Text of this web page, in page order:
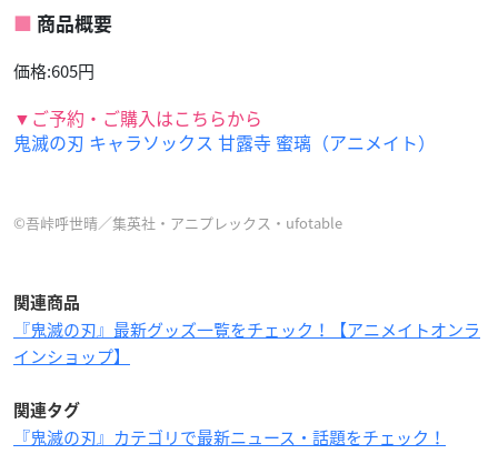
商品概要
価格:605円
▼ご予約・ご購入はこちらから
鬼滅の刃 キャラソックス 甘露寺 蜜璃（アニメイト）
©吾峠呼世晴／集英社・アニプレックス・ufotable
関連商品
『鬼滅の刃』最新グッズ一覧をチェック！【アニメイトオンラ
インショップ】
関連タグ
『鬼滅の刃』カテゴリで最新ニュース・話題をチェック！